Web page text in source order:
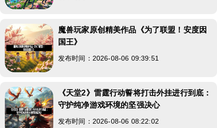
魔兽玩家原创精美作品《为了联盟！安度因
国王》
发布时间：2026-08-06 09:39:51
《天堂2》雷霆行动誓将打击外挂进行到底：
守护纯净游戏环境的坚强决心
发布时间：2026-08-06 08:22:02